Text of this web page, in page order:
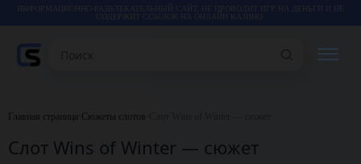
СОДЕРЖИТ ССЫЛОК НА ОНЛАЙН КАЗИНО.
КАЗИНО
Главная страница Сюжеты слотов
Слот Wins of Winter — сюжет